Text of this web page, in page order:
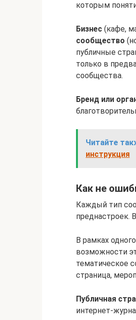
которым
Бизнес (кафе,
сообщество
публичные
только в
сообщества.
Бренд или
Читайте
инструкция
Как не
Каждый тип
преднастроек.
В рамках
возможности
тематическое
страница,
Публичная
интернет-